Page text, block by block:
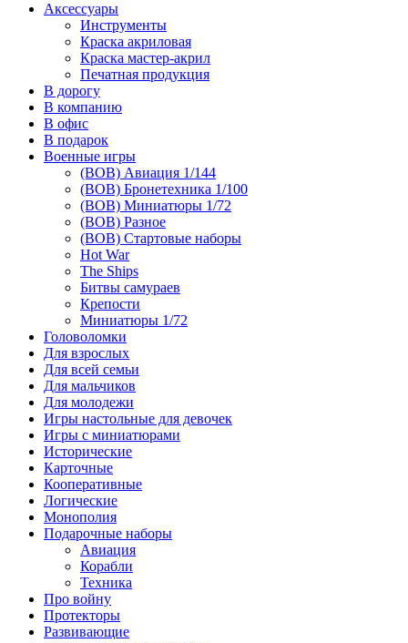
Аксессуары
Инструменты
Краска акриловая
Краска мастер-акрил
Печатная продукция
В дорогу
В компанию
В офис
В подарок
Военные игры
(ВОВ) Авиация 1/144
(ВОВ) Бронетехника 1/100
(ВОВ) Миниатюры 1/72
(ВОВ) Разное
(ВОВ) Стартовые наборы
Hot War
The Ships
Битвы самураев
Крепости
Миниатюры 1/72
Головоломки
Для взрослых
Для всей семьи
Для мальчиков
Для молодежи
Игры настольные для девочек
Игры с миниатюрами
Исторические
Карточные
Кооперативные
Логические
Монополия
Подарочные наборы
Авиация
Корабли
Техника
Про войну
Протекторы
Развивающие